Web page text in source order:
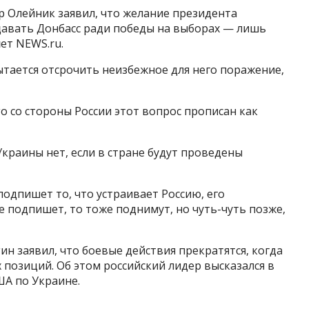
заявил, что желание президента
Донбасс ради победы на выборах — лишь
NEWS.ru.
отсрочить неизбежное для него поражение,
со стороны России этот вопрос прописан как
нет, если в стране будут проведены
то, что устраивает Россию, его
подпишет, то тоже поднимут, но чуть-чуть позже,
заявил, что боевые действия прекратятся, когда
Об этом российский лидер высказался в
по Украине.